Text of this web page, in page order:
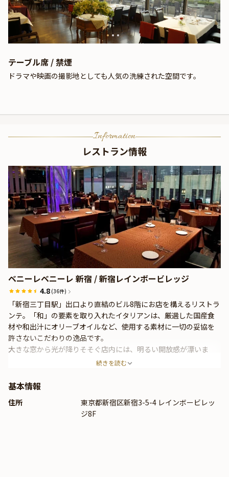
テーブル席 / 禁煙
ドラマや映画の撮影地としても人気の洗練された空間です。
Information
レストラン情報
ベニーレベニーレ 新宿 / 新宿レインボービレッジ
4.8 (36件)
「新宿三丁目駅」出口より直結のビル8階にお店を構えるリストラ
ンテ。「和」の要素を取り入れたイタリアンは、厳選した国産食
材や和出汁にオリーブオイルなど、使用する素材に一切の妥協を
許さないこだわりの逸品です。
大きな窓から光が降りそそぐ店内には、明るい開放感が漂いま
す。広々としたダイニングやテラス席・個室も完備。さまざまな
続きを読む
基本情報
住所
東京都新宿区新宿3-5-4 レインボービレッ
ジ8F